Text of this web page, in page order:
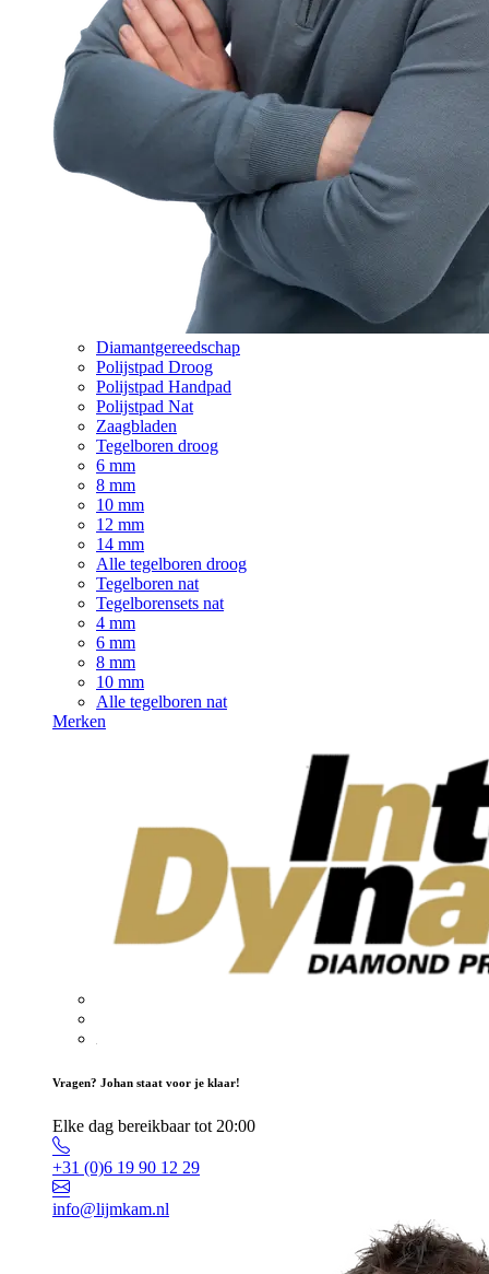
Diamantgereedschap
Polijstpad Droog
Polijstpad Handpad
Polijstpad Nat
Zaagbladen
Tegelboren droog
6 mm
8 mm
10 mm
12 mm
14 mm
Alle tegelboren droog
Tegelboren nat
Tegelborensets nat
4 mm
6 mm
8 mm
10 mm
Alle tegelboren nat
Merken
Vragen? Johan staat voor je klaar!
Elke dag bereikbaar tot 20:00
+31 (0)6 19 90 12 29
info@lijmkam.nl